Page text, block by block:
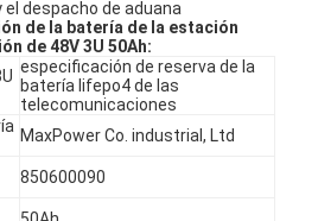
despacho de aduana
de la batería de la estación
de 48V 3U 50Ah:
especificación de reserva de la
batería lifepo4 de las
telecomunicaciones
MaxPower Co. industrial, Ltd
850600090